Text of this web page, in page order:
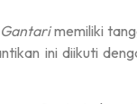
memiliki
ini diikuti